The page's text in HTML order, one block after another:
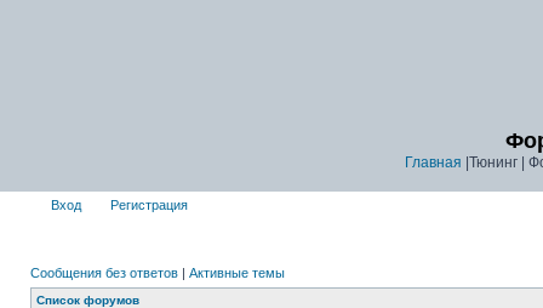
Главная |Тюнинг |
Вход Регистрация
Сообщения без ответов | Активные темы
Список форумов